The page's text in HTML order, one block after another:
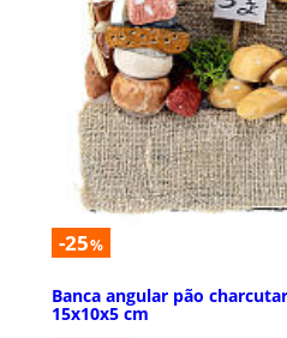
-25%
Banca angular pão
15x10x5 cm